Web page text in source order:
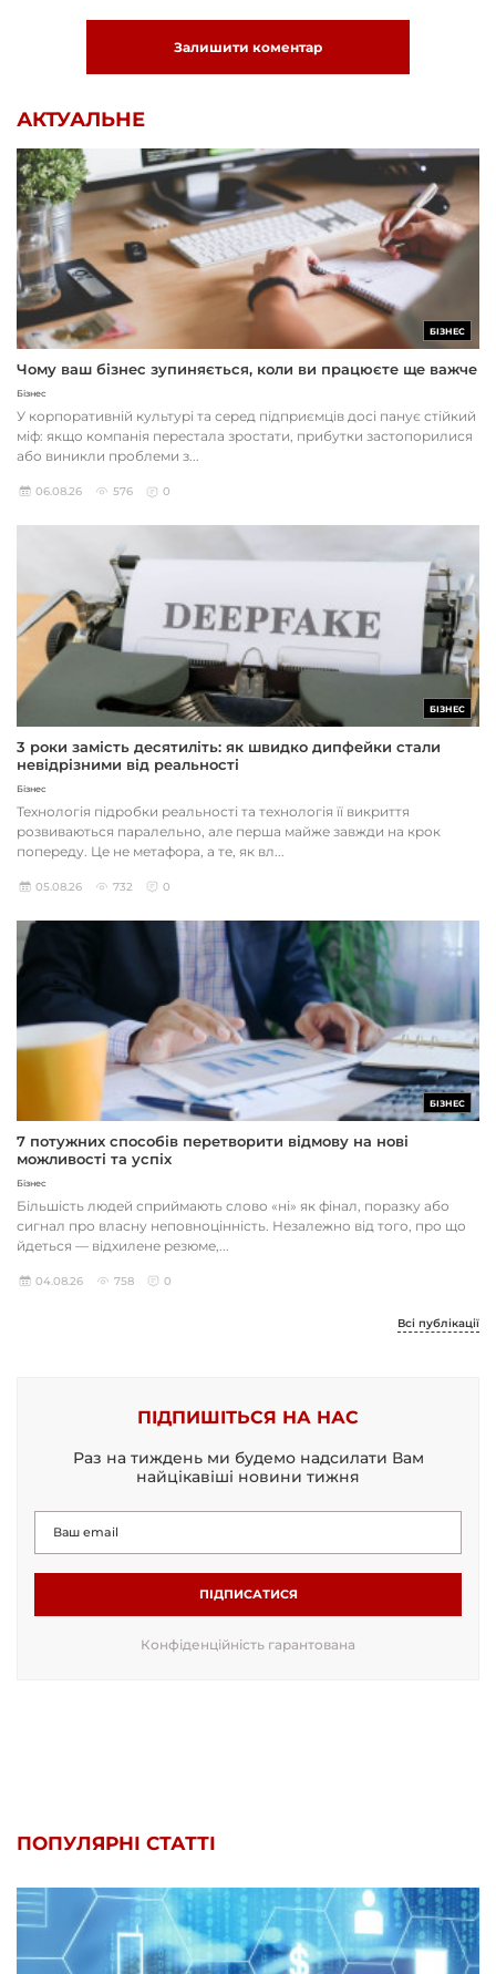
Залишити коментар
АКТУАЛЬНЕ
БІЗНЕС
Чому ваш бізнес зупиняється, коли ви працюєте ще важче
Бізнес
У корпоративній культурі та серед підприємців досі панує стійкий
міф: якщо компанія перестала зростати, прибутки застопорилися
або виникли проблеми з...
06.08.26 576 0
БІЗНЕС
3 роки замість десятиліть: як швидко дипфейки стали
невідрізними від реальності
Бізнес
Технологія підробки реальності та технологія її викриття
розвиваються паралельно, але перша майже завжди на крок
попереду. Це не метафора, а те, як вл...
05.08.26 732 0
БІЗНЕС
7 потужних способів перетворити відмову на нові
можливості та успіх
Бізнес
Більшість людей сприймають слово «ні» як фінал, поразку або
сигнал про власну неповноцінність. Незалежно від того, про що
йдеться — відхилене резюме,...
04.08.26 758 0
Всі публікації
ПІДПИШІТЬСЯ НА НАС
Раз на тиждень ми будемо надсилати Вам
найцікавіші новини тижня
ПІДПИСАТИСЯ
Конфіденційність гарантована
ПОПУЛЯРНІ СТАТТІ